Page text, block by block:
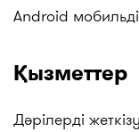
Android
Қызметтер
Дәрілерді жеткізу